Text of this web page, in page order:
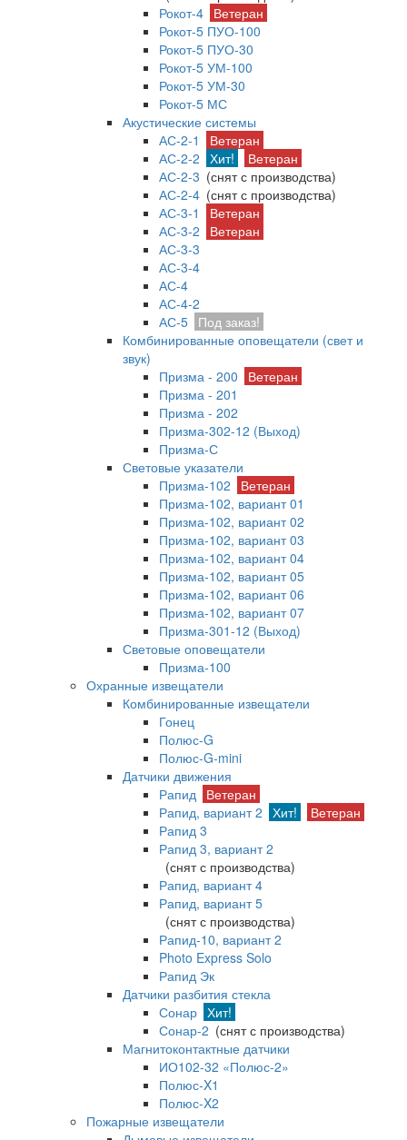
Рокот-4 Ветеран
Рокот-5 ПУО-100
Рокот-5 ПУО-30
Рокот-5 УМ-100
Рокот-5 УМ-30
Рокот-5 МС
Акустические системы
АС-2-1
Ветеран
АС-2-2 Хит!
Ветеран
АС-2-3 (снят с производства)
АС-2-4 (снят с производства)
АС-3-1
Ветеран
АС-3-2
Ветеран
АС-3-3
АС-3-4
АС-4
АС-4-2
АС-5 Под заказ!
Комбинированные оповещатели (свет и
звук)
Призма - 200
Ветеран
Призма - 201
Призма - 202
Призма-302-12 (Выход)
Призма-С
Световые указатели
Призма-102
Ветеран
Призма-102, вариант 01
Призма-102, вариант 02
Призма-102, вариант 03
Призма-102, вариант 04
Призма-102, вариант 05
Призма-102, вариант 06
Призма-102, вариант 07
Призма-301-12 (Выход)
Световые оповещатели
Призма-100
Охранные извещатели
Комбинированные извещатели
Гонец
Полюс-G
Полюс-G-mini
Датчики движения
Рапид Ветеран
Рапид, вариант 2 Хит!
Ветеран
Рапид 3
Рапид 3, вариант 2
(снят с производства)
Рапид, вариант 4
Рапид, вариант 5
(снят с производства)
Рапид-10, вариант 2
Photo Express Solo
Рапид Эк
Датчики разбития стекла
Сонар Хит!
Сонар-2 (снят с производства)
Магнитоконтактные датчики
ИО102-32 «Полюс-2»
Полюс-X1
Полюс-X2
Пожарные извещатели